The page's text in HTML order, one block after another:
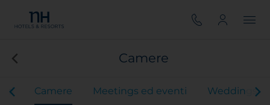
Camere
Camere Meetings ed eventi Weddings